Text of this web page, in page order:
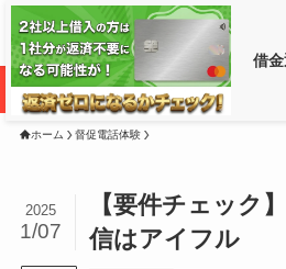
借
借金がいくら減るか
ホーム 督促電話体験
【要件チェック
信はアイフル
2025
1/07